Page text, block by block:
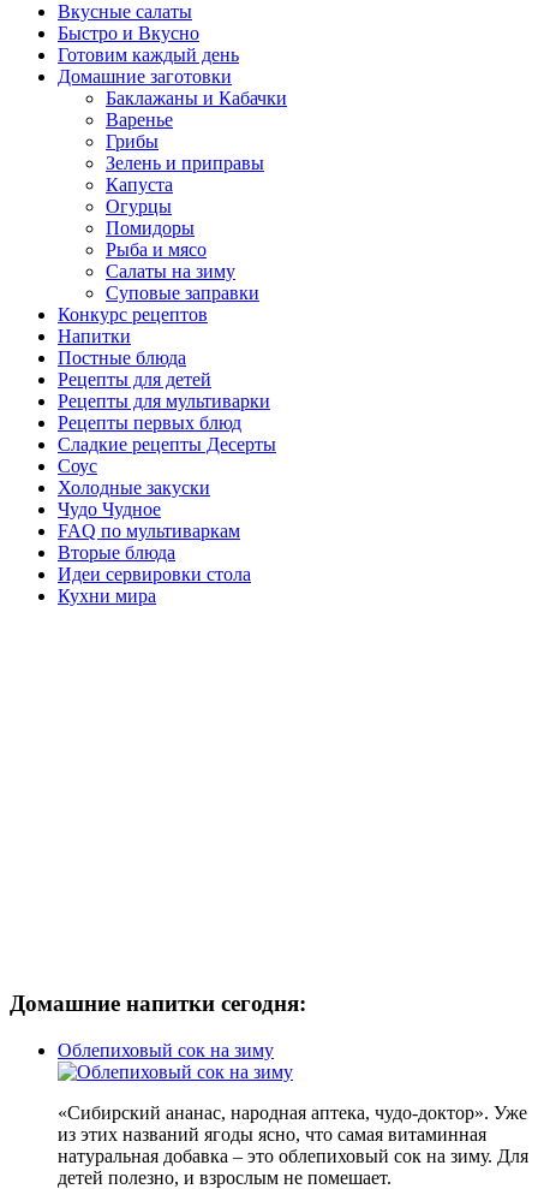
Вкусные салаты
Быстро и Вкусно
Готовим каждый день
Домашние заготовки
Баклажаны и Кабачки
Варенье
Грибы
Зелень и приправы
Капуста
Огурцы
Помидоры
Рыба и мясо
Салаты на зиму
Суповые заправки
Конкурс рецептов
Напитки
Постные блюда
Рецепты для детей
Рецепты для мультиварки
Рецепты первых блюд
Сладкие рецепты Десерты
Соус
Холодные закуски
Чудо Чудное
FAQ по мультиваркам
Вторые блюда
Идеи сервировки стола
Кухни мира
Домашние напитки сегодня:
Облепиховый сок на зиму
«Сибирский ананас, народная аптека, чудо-доктор». Уже
из этих названий ягоды ясно, что самая витаминная
натуральная добавка – это облепиховый сок на зиму. Для
детей полезно, и взрослым не помешает.